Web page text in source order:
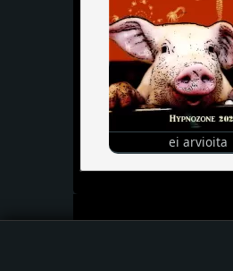
ei arvioita